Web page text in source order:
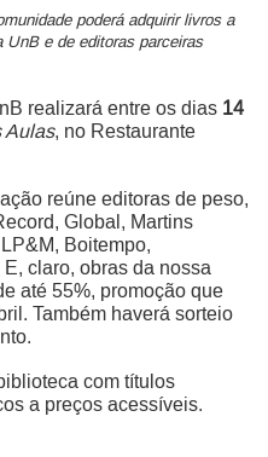
poderá adquirir livros a
e de editoras parceiras
realizará entre os dias 14
Aulas, no Restaurante
reúne editoras de peso,
Global, Martins
Boitempo,
claro, obras da nossa
até 55%, promoção que
Também haverá sorteio
com títulos
a preços acessíveis.